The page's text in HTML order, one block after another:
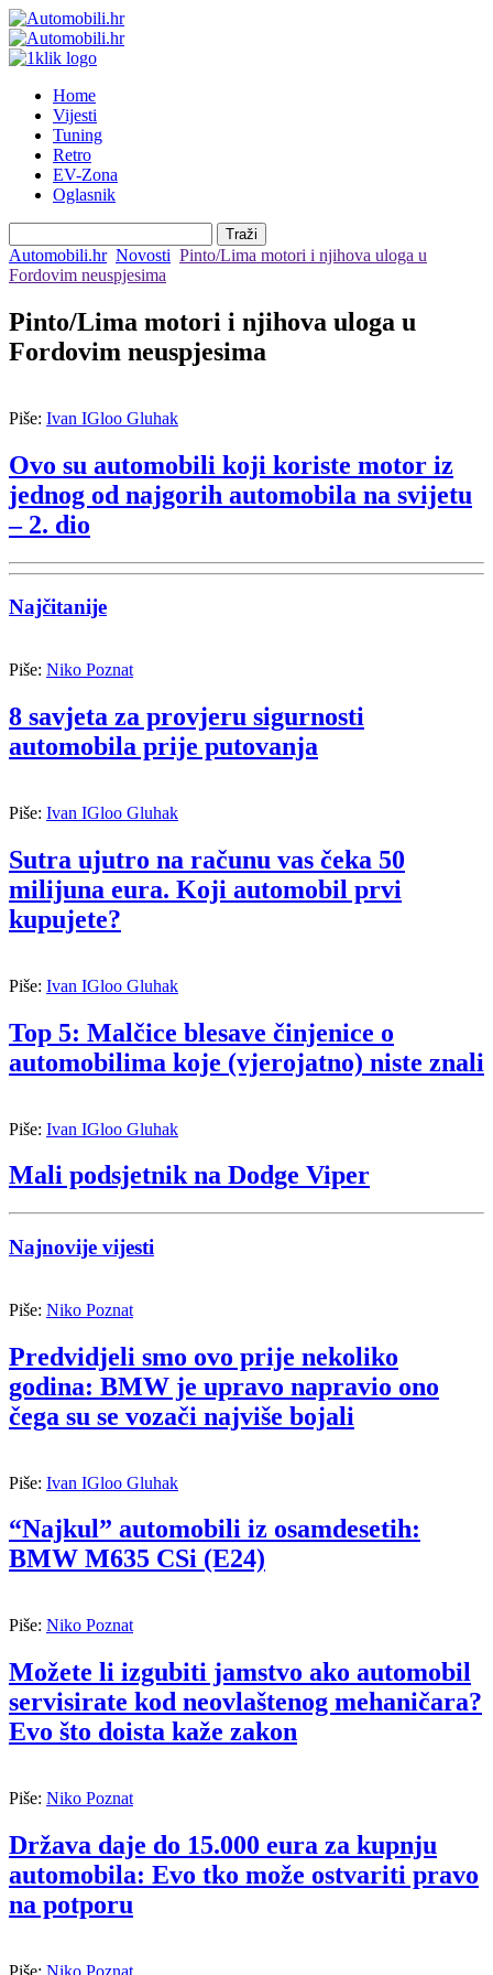
Home
Vijesti
Tuning
Retro
EV-Zona
Oglasnik
Automobili.hr Novosti Pinto/Lima motori i njihova uloga u
Fordovim neuspjesima
Pinto/Lima motori i njihova uloga u
Fordovim neuspjesima
Piše: Ivan IGloo Gluhak
Ovo su automobili koji koriste motor iz
jednog od najgorih automobila na svijetu
– 2. dio
Najčitanije
Piše: Niko Poznat
8 savjeta za provjeru sigurnosti
automobila prije putovanja
Piše: Ivan IGloo Gluhak
Sutra ujutro na računu vas čeka 50
milijuna eura. Koji automobil prvi
kupujete?
Piše: Ivan IGloo Gluhak
Top 5: Malčice blesave činjenice o
automobilima koje (vjerojatno) niste znali
Piše: Ivan IGloo Gluhak
Mali podsjetnik na Dodge Viper
Najnovije vijesti
Piše: Niko Poznat
Predvidjeli smo ovo prije nekoliko
godina: BMW je upravo napravio ono
čega su se vozači najviše bojali
Piše: Ivan IGloo Gluhak
“Najkul” automobili iz osamdesetih:
BMW M635 CSi (E24)
Piše: Niko Poznat
Možete li izgubiti jamstvo ako automobil
servisirate kod neovlaštenog mehaničara?
Evo što doista kaže zakon
Piše: Niko Poznat
Država daje do 15.000 eura za kupnju
automobila: Evo tko može ostvariti pravo
na potporu
Piše: Niko Poznat